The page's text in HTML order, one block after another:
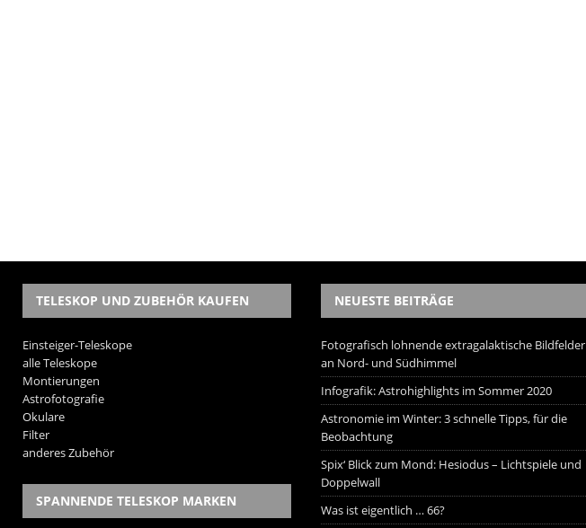
TELESKOP UND ZUBEHÖR KAUFEN
Einsteiger-Teleskope
alle Teleskope
Montierungen
Astrofotografie
Okulare
Filter
anderes Zubehör
SPANNENDE TELESKOP MARKEN
NEUESTE BEITRÄGE
Fotografisch lohnende extragalaktische Bildfelder
an Nord- und Südhimmel
Infografik: Astrohighlights im Sommer 2020
Astronomie im Winter: 3 schnelle Tipps, für die
Beobachtung
Spix‘ Blick zum Mond: Hesiodus – Lichtspiele und
Doppelwall
Was ist eigentlich … 66?